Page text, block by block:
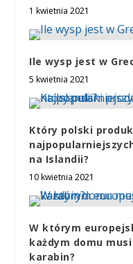
1 kwietnia 2021
Ile wysp jest w
5 kwietnia 2021
Który polski
na Islandii?
10 kwietnia 2021
W którym
każdym domu
karabin?